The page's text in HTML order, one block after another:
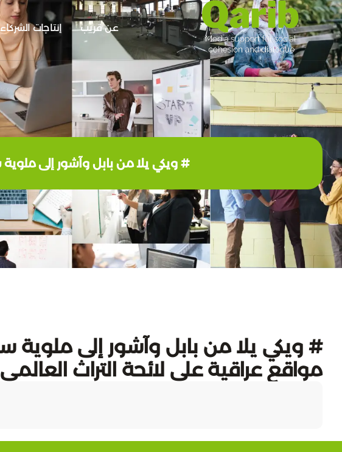
عن قريب إنتاجات الشركاء
# ويكي يلا من بابل وآشور إلى ملوية سامراء مرورا بالأهوار.. 6
مواقع عراقية على لائحة التراث العالمي